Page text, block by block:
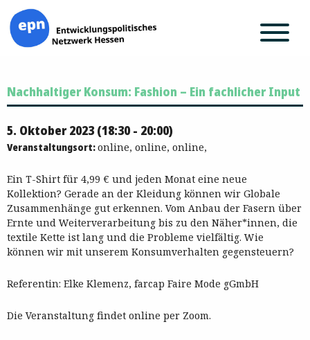
Inhalt
springen
Nachhaltiger Konsum: Fashion – Ein fachlicher Input
5. Oktober 2023 (18:30 - 20:00)
Veranstaltungsort:online, online, online,
Ein T-Shirt für 4,99 € und jeden Monat eine neue
Kollektion? Gerade an der Kleidung können wir Globale
Zusammenhänge gut erkennen. Vom Anbau der Fasern über
Ernte und Weiterverarbeitung bis zu den Näher*innen, die
textile Kette ist lang und die Probleme vielfältig. Wie
können wir mit unserem Konsumverhalten gegensteuern?
Referentin: Elke Klemenz, farcap Faire Mode gGmbH
Die Veranstaltung findet online per Zoom.